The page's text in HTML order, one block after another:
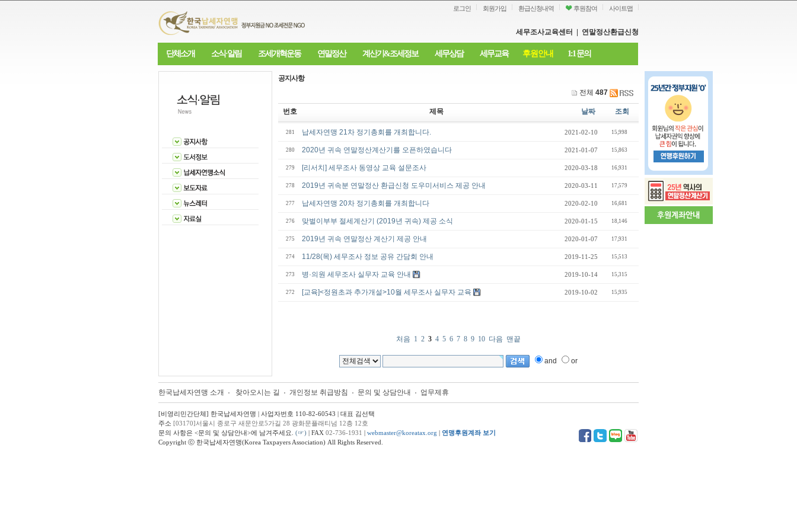
로그인 회원가입 환급신청내역 후원참여 사이트맵
세무조사교육센터 연말정산환급신청
단체소개 소식·알림 조세개혁운동 연말정산 계산기&조세정보 세무상담 세무교육 후원안내 1:1 문의
공지사항
전체 487
번호 제목 날짜 조회
281 납세자연맹 21차 정기총회를 개최합니다. 2021-02-10 15,998
280 2020년 귀속 연말정산계산기를 오픈하였습니다 2021-01-07 15,863
279 [리서치] 세무조사 동영상 교육 설문조사 2020-03-18 16,931
278 2019년 귀속분 연말정산 환급신청 도우미서비스 제공 안내 2020-03-11 17,579
277 납세자연맹 20차 정기총회를 개최합니다 2020-02-10 16,681
276 맞벌이부부 절세계산기 (2019년 귀속) 제공 소식 2020-01-15 18,146
275 2019년 귀속 연말정산 계산기 제공 안내 2020-01-07 17,931
274 11/28(목) 세무조사 정보 공유 간담회 안내 2019-11-25 15,513
273 병·의원 세무조사 실무자 교육 안내 2019-10-14 15,315
272 [교육]<정원초과 추가개설>10월 세무조사 실무자 교육 2019-10-02 15,935
처음 1 2 3 4 5 6 7 8 9 10 다음 맨끝
and or
한국납세자연맹 소개 찾아오시는 길 개인정보 취급방침 문의 및 상담안내 업무제휴
[비영리민간단체] 한국납세자연맹 | 사업자번호 110-82-60543 | 대표 김선택
주소 [03170]서울시 종로구 새문안로5가길 28 광화문플래티넘 12층 12호
문의 사항은 <문의 및 상담안내>에 남겨주세요. (☞) | FAX 02-736-1931 | webmaster@koreatax.org | 연맹후원계좌 보기
Copyright ⓒ 한국납세자연맹(Korea Taxpayers Association) All Rights Reserved.